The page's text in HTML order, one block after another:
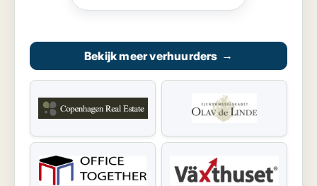
Bekijk meer verhuurders →